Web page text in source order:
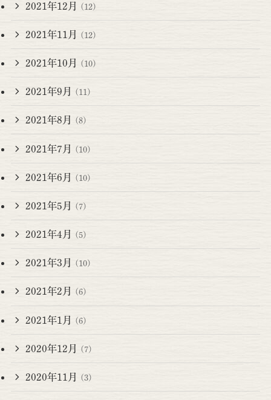
2021年12月 (12)
2021年11月 (12)
2021年10月 (10)
2021年9月 (11)
2021年8月 (8)
2021年7月 (10)
2021年6月 (10)
2021年5月 (7)
2021年4月 (5)
2021年3月 (10)
2021年2月 (6)
2021年1月 (6)
2020年12月 (7)
2020年11月 (3)